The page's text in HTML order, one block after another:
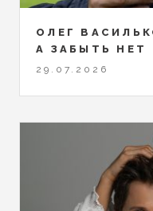
ОЛЕГ
А ЗАБЫТЬ НЕТ
29.07.2026